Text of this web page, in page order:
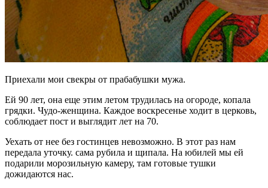
Приехали мои свекры от прабабушки мужа.
Ей 90 лет, она еще этим летом трудилась на огороде, копала
грядки. Чудо-женщина. Каждое воскресенье ходит в церковь,
соблюдает пост и выглядит лет на 70.
Уехать от нее без гостинцев невозможно. В этот раз нам
передала уточку. сама рубила и щипала. На юбилей мы ей
подарили морозильную камеру, там готовые тушки
дожидаются нас.